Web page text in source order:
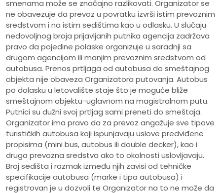
smenama može se značajno razlikovati. Organizator se
ne obavezuje da prevoz u povratku izvrši istim prevoznim
sredstvom i na istim sedištima kao u odlasku. U slučaju
nedovoljnog broja prijavljanih putnika agencija zadržava
pravo da pojedine polaske organizuje u saradnji sa
drugom agencijom ili manjim prevoznim sredstvom od
autobusa. Prenos prtljaga od autobusa do smeštajnog
objekta nije obaveza Organizatora putovanja. Autobus
po dolasku u letovalište staje što je moguće bliže
smeštajnom objektu-uglavnom na magistralnom putu.
Putnici su dužni svoj prtljag sami preneti do smeštaja.
Organizator ima pravo da za prevoz angažuje sve tipove
turističkih autobusa koji ispunjavaju uslove predviđene
propisima (mini bus, autobus ili double decker), kao i
druga prevozna sredstva ako to okolnosti uslovljavaju.
Broj sedišta i razmak između njih zavisi od tehničke
specifikacije autobusa (marke i tipa autobusa) i
registrovan je u dozvoli te Organizator na to ne može da